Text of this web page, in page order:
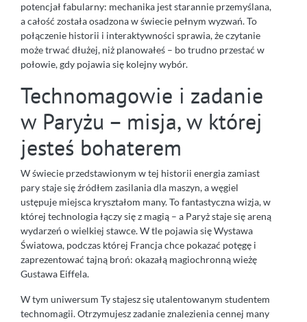
potencjał fabularny: mechanika jest starannie przemyślana,
a całość została osadzona w świecie pełnym wyzwań. To
połączenie historii i interaktywności sprawia, że czytanie
może trwać dłużej, niż planowałeś – bo trudno przestać w
połowie, gdy pojawia się kolejny wybór.
Technomagowie i zadanie
w Paryżu – misja, w której
jesteś bohaterem
W świecie przedstawionym w tej historii energia zamiast
pary staje się źródłem zasilania dla maszyn, a węgiel
ustępuje miejsca kryształom many. To fantastyczna wizja, w
której technologia łączy się z magią – a Paryż staje się areną
wydarzeń o wielkiej stawce. W tle pojawia się Wystawa
Światowa, podczas której Francja chce pokazać potęgę i
zaprezentować tajną broń: okazałą magiochronną wieżę
Gustawa Eiffela.
W tym uniwersum Ty stajesz się utalentowanym studentem
technomagii. Otrzymujesz zadanie znalezienia cennej many